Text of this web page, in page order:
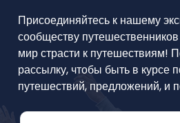
Присоединяйтесь к нашему
сообществу
мир страсти к путешествиям!
рассылку, чтобы быть в курсе
путешествий, предложений, и